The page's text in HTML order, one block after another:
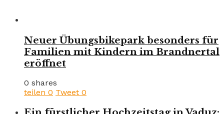
Neuer Übungsbikepark besonders für
Familien mit Kindern im Brandnertal
eröffnet
0 shares
teilen 0 Tweet 0